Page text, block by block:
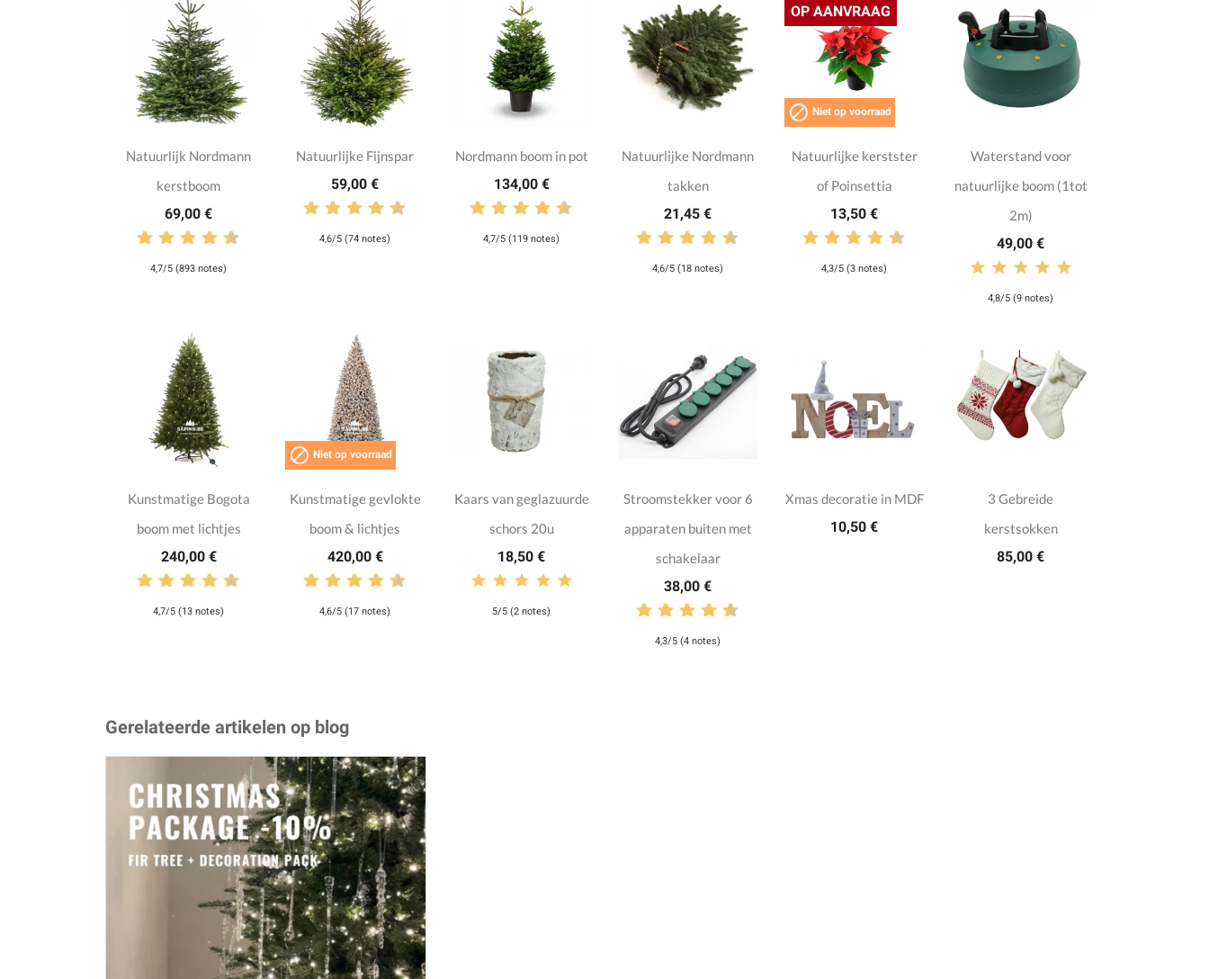
Natuurlijk Nordmann
kerstboom
69,00 €
4,7/5 (893 notes)
Natuurlijke Fijnspar
59,00 €
4,6/5 (74 notes)
Nordmann boom in pot
134,00 €
4,7/5 (119 notes)
Natuurlijke Nordmann
takken
21,45 €
4,6/5 (18 notes)
 Niet op voorraad
Natuurlijke kerstster
of Poinsettia
13,50 €
4,3/5 (3 notes)
OP AANVRAAG
Waterstand voor
natuurlijke boom (1tot
2m)
49,00 €
4,8/5 (9 notes)
Kunstmatige Bogota
boom met lichtjes
240,00 €
4,7/5 (13 notes)
 Niet op voorraad
Kunstmatige gevlokte
boom & lichtjes
420,00 €
4,6/5 (17 notes)
Kaars van geglazuurde
schors 20u
18,50 €
5/5 (2 notes)
Stroomstekker voor 6
apparaten buiten met
schakelaar
38,00 €
4,3/5 (4 notes)
Xmas decoratie in MDF
10,50 €
3 Gebreide
kerstsokken
85,00 €
Gerelateerde artikelen op blog